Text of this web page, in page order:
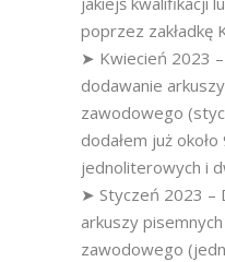
poprzez zakładkę
➤ Kwiecień 2023
dodawanie
zawodowego
dodałem już
jednoliterowych i
➤ Styczeń 2023 –
arkuszy
zawodowego